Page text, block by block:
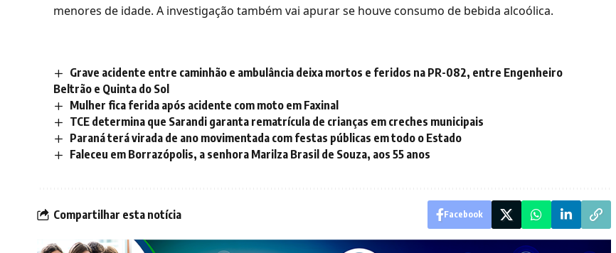
menores de idade. A investigação também vai apurar se houve consumo de bebida alcoólica.
Grave acidente entre caminhão e ambulância deixa mortos e feridos na PR-082, entre Engenheiro
Beltrão e Quinta do Sol
Mulher fica ferida após acidente com moto em Faxinal
TCE determina que Sarandi garanta rematrícula de crianças em creches municipais
Paraná terá virada de ano movimentada com festas públicas em todo o Estado
Faleceu em Borrazópolis, a senhora Marilza Brasil de Souza, aos 55 anos
Compartilhar esta notícia Facebook